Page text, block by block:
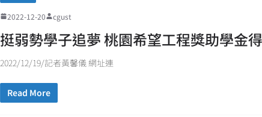
2022-12-20 cgust
挺弱勢學子追夢 桃園希望工程獎助學金
2022/12/19/記者黃馨儀 網址連
Read More